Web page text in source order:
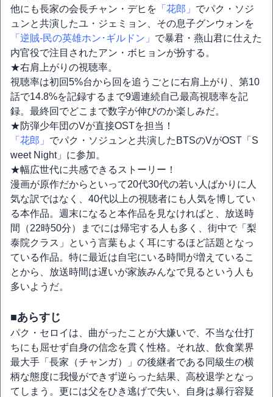
他にも長家の会長チャン・デヒを 「花郎」 でパク・ソジ
ュンと共演したユ・ジェミョン、その息子グンウォンを
「逆賊-民の英雄ホン･ギルドン」 で暴君・燕山君に仕えた
内官役で注目されたアン・ボヒョンが扮する。
★右肩上がりの視聴率。
視聴率は初回5%台から回を追うごとに右肩上がり、第10
話で14.8%を記録するまで9週連続自己最高視聴率を記
録。最終回でどこまで数字が伸びのか楽しみだ。
★防弾少年団のVが直接OSTを担当！
「花郎」 でパク・ソジュンと共演したBTSのVがOST「S
weet Night」に参加。
★幅広世代に共感できるストーリー！
漫画が原作だからといって20代30代の若い人ばかりに人
気な訳ではなく、40代以上の視聴者にも人気を博してい
る本作品。週末になると本作品を見なければと、放送時
間（22時50分）までには帰宅する人も多く、街中で「梨
泰院クラス」という言葉もよく耳にするほど話題となっ
ている作品。特に最近は自宅にいる時間が増えているこ
とから、放送時間は遅いが家族みんなで見るという人も
多いようだ。
■あらすじ
パク・セロイは、曲がったことが大嫌いで、不当な仕打
ちにも屈せず自身の信念を貫く性格。それ故、飲食業界
最大手「長家（チャンガ）」の後継者である同級生の横
柄な態度に我慢ができず逆らった結果、高校退学となっ
てしまう。更には父をひき逃げで失い、自身は暴行容疑